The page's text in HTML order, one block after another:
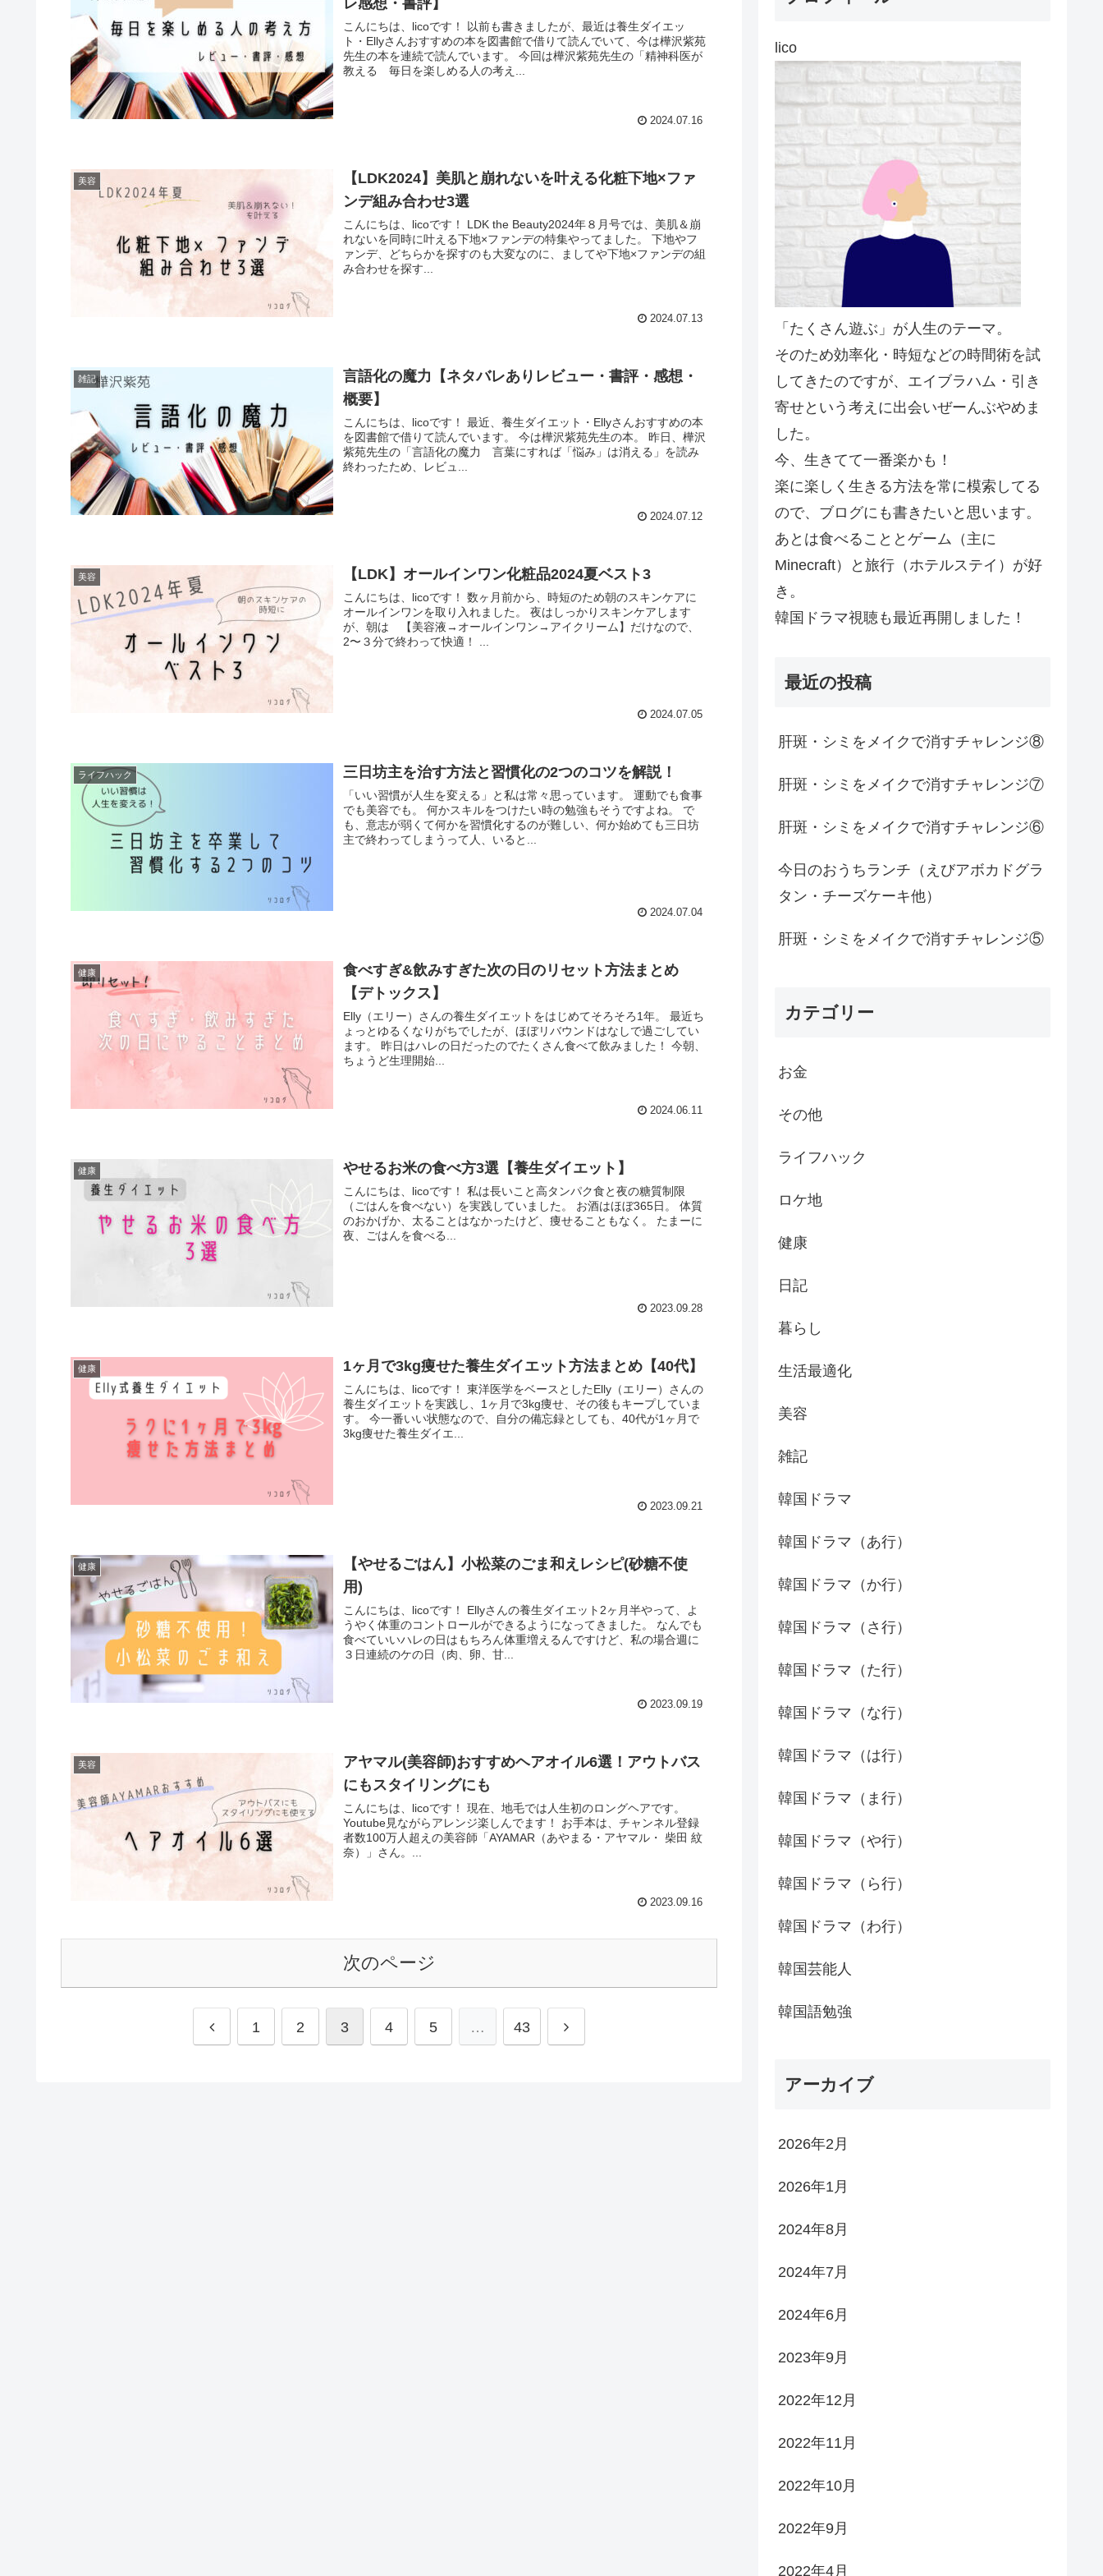
こんにちは、licoです！ 以前も書きましたが、最近は養生ダイエッ
ト・Ellyさんおすすめの本を図書館で借りて読んでいて、今は樺沢紫苑
先生の本を連続で読んでいます。 今回は樺沢紫苑先生の「精神科医が
教える 毎日を楽しめる人の考え...
2024.07.16
美容
【LDK2024】美肌と崩れないを叶える化粧下地×ファ
ンデ組み合わせ3選
こんにちは、licoです！ LDK the Beauty2024年８月号では、美肌＆崩
れないを同時に叶える下地×ファンデの特集やってました。 下地やフ
ァンデ、どちらかを探すのも大変なのに、ましてや下地×ファンデの組
み合わせを探す...
2024.07.13
雑記
言語化の魔力【ネタバレありレビュー・書評・感想・
概要】
こんにちは、licoです！ 最近、養生ダイエット・Ellyさんおすすめの本
を図書館で借りて読んでいます。 今は樺沢紫苑先生の本。 昨日、樺沢
紫苑先生の「言語化の魔力 言葉にすれば「悩み」は消える」を読み
終わったため、レビュ...
2024.07.12
美容 【LDK】オールインワン化粧品2024夏ベスト3
こんにちは、licoです！ 数ヶ月前から、時短のため朝のスキンケアに
オールインワンを取り入れました。 夜はしっかりスキンケアします
が、朝は 【美容液→オールインワン→アイクリーム】だけなので、
2〜３分で終わって快適！ ...
2024.07.05
ライフハック 三日坊主を治す方法と習慣化の2つのコツを解説！
「いい習慣が人生を変える」と私は常々思っています。 運動でも食事
でも美容でも。 何かスキルをつけたい時の勉強もそうですよね。 で
も、意志が弱くて何かを習慣化するのが難しい、何か始めても三日坊
主で終わってしまうって人、いると...
2024.07.04
健康
食べすぎ&飲みすぎた次の日のリセット方法まとめ
【デトックス】
Elly（エリー）さんの養生ダイエットをはじめてそろそろ1年。 最近ち
ょっとゆるくなりがちでしたが、ほぼリバウンドはなしで過ごしてい
ます。 昨日はハレの日だったのでたくさん食べて飲みました！ 今朝、
ちょうど生理開始...
2024.06.11
健康 やせるお米の食べ方3選【養生ダイエット】
こんにちは、licoです！ 私は長いこと高タンパク食と夜の糖質制限
（ごはんを食べない）を実践していました。 お酒はほぼ365日。 体質
のおかげか、太ることはなかったけど、痩せることもなく。 たまーに
夜、ごはんを食べる...
2023.09.28
健康 1ヶ月で3kg痩せた養生ダイエット方法まとめ【40代】
こんにちは、licoです！ 東洋医学をベースとしたElly（エリー）さんの
養生ダイエットを実践し、1ヶ月で3kg痩せ、その後もキープしていま
す。 今一番いい状態なので、自分の備忘録としても、40代が1ヶ月で
3kg痩せた養生ダイエ...
2023.09.21
健康
【やせるごはん】小松菜のごま和えレシピ(砂糖不使
用)
こんにちは、licoです！ Ellyさんの養生ダイエット2ヶ月半やって、よ
うやく体重のコントロールができるようになってきました。 なんでも
食べていいハレの日はもちろん体重増えるんですけど、私の場合週に
３日連続のケの日（肉、卵、甘...
2023.09.19
美容
アヤマル(美容師)おすすめヘアオイル6選！アウトバス
にもスタイリングにも
こんにちは、licoです！ 現在、地毛では人生初のロングヘアです。
Youtube見ながらアレンジ楽しんでます！ お手本は、チャンネル登録
者数100万人超えの美容師「AYAMAR（あやまる・アヤマル・ 柴田 紋
奈）」さん。...
2023.09.16
次のページ
1 2 3 4 5 … 43
lico
「たくさん遊ぶ」が人生のテーマ。
そのため効率化・時短などの時間術を試
してきたのですが、エイブラハム・引き
寄せという考えに出会いぜーんぶやめま
した。
今、生きてて一番楽かも！
楽に楽しく生きる方法を常に模索してる
ので、ブログにも書きたいと思います。
あとは食べることとゲーム（主に
Minecraft）と旅行（ホテルステイ）が好
き。
韓国ドラマ視聴も最近再開しました！
最近の投稿
肝斑・シミをメイクで消すチャレンジ⑧
肝斑・シミをメイクで消すチャレンジ⑦
肝斑・シミをメイクで消すチャレンジ⑥
今日のおうちランチ（えびアボカドグラ
タン・チーズケーキ他）
肝斑・シミをメイクで消すチャレンジ⑤
カテゴリー
お金
その他
ライフハック
ロケ地
健康
日記
暮らし
生活最適化
美容
雑記
韓国ドラマ
韓国ドラマ（あ行）
韓国ドラマ（か行）
韓国ドラマ（さ行）
韓国ドラマ（た行）
韓国ドラマ（な行）
韓国ドラマ（は行）
韓国ドラマ（ま行）
韓国ドラマ（や行）
韓国ドラマ（ら行）
韓国ドラマ（わ行）
韓国芸能人
韓国語勉強
アーカイブ
2026年2月
2026年1月
2024年8月
2024年7月
2024年6月
2023年9月
2022年12月
2022年11月
2022年10月
2022年9月
2022年4月